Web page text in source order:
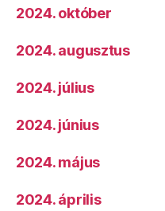
2024. október
2024. augusztus
2024. július
2024. június
2024. május
2024. április